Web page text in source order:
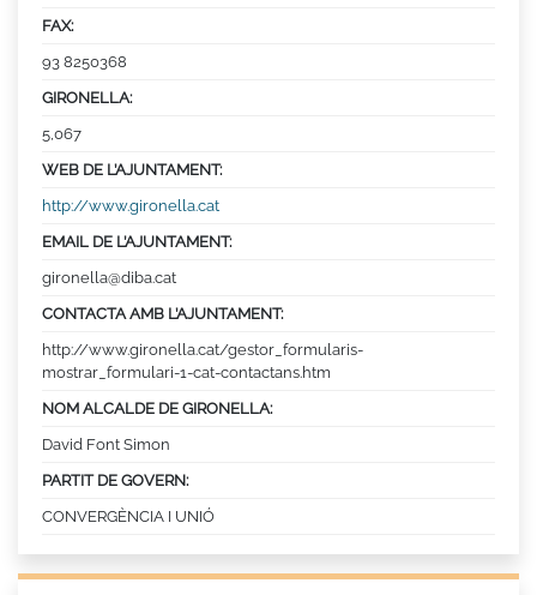
FAX:
93 8250368
GIRONELLA:
5,067
WEB DE L’AJUNTAMENT:
http://www.gironella.cat
EMAIL DE L’AJUNTAMENT:
gironella@diba.cat
CONTACTA AMB L’AJUNTAMENT:
http://www.gironella.cat/gestor_formularis-
mostrar_formulari-1-cat-contactans.htm
NOM ALCALDE DE GIRONELLA:
David Font Simon
PARTIT DE GOVERN:
CONVERGÈNCIA I UNIÓ